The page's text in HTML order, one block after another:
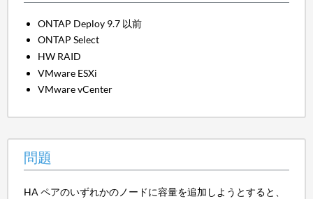
ONTAP Deploy 9.7 以前
ONTAP Select
HW RAID
VMware ESXi
VMware vCenter
問題
HA ペアのいずれかのノードに容量を追加しようとすると、